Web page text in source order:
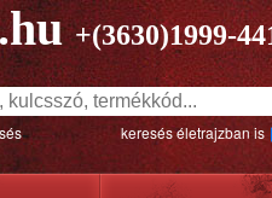
+(3630)1999-
keresés életrajzban is